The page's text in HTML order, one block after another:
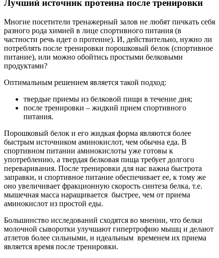
Лучший источник протеина после тренировки
Многие посетители тренажерный залов не любят пичкать себя
разного рода химией в лице спортивного питания (в
частности речь идет о протеине). И, действительно, нужно ли
потреблять после тренировки порошковый белок (спортивное
питание), или можно обойтись простыми белковыми
продуктами?
Оптимальным решением является такой подход:
твердые приемы из белковой пищи в течение дня;
после тренировки – жидкий прием спортивного
питания.
Порошковый белок и его жидкая форма являются более
быстрым источником аминокислот, чем обычна еда. В
спортивном питании аминокислоты уже готовы к
употреблению, а твердая белковая пища требует долгого
переваривания. После тренировки для нас важна быстрота
заправки, и спортивное питание обеспечивает ее, к тому же
оно увеличивает фракционную скорость синтеза белка, т.е.
мышечная масса наращивается быстрее, чем от приема
аминокислот из простой еды.
Большинство исследований сходятся во мнении, что белки
молочной сыворотки улучшают гипертрофию мышц и делают
атлетов более сильными, и идеальным временем их приема
является время после тренировки.